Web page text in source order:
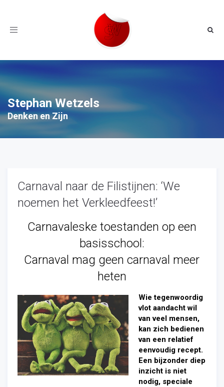
Toggle
Stephan Wetzels
Denken en Zijn
Carnaval naar de Filistijnen: ‘We
noemen het Verkleedfeest!’
Carnavaleske toestanden op een
basisschool:
Carnaval mag geen carnaval meer
heten
Wie tegenwoordig
vlot aandacht wil
van veel mensen,
kan zich bedienen
van een relatief
eenvoudig recept.
Een bijzonder diep
inzicht is niet
nodig, speciale